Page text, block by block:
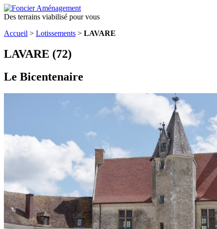
Des terrains viabilisé pour vous
Accueil > Lotissements > LAVARE
LAVARE (72)
Le Bicentenaire